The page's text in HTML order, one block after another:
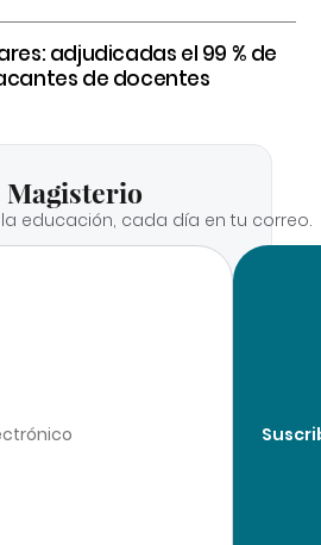
adjudicadas el 99 % de
de docentes
Magisterio
educación, cada día en tu correo.